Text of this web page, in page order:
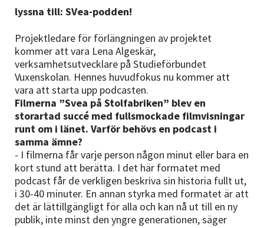
lyssna till: SVea-podden!
Projektledare för förlängningen av projektet
kommer att vara Lena Algeskär,
verksamhetsutvecklare på Studieförbundet
Vuxenskolan. Hennes huvudfokus nu kommer att
vara att starta upp podcasten.
Filmerna ”Svea på Stolfabriken” blev en
storartad succé med fullsmockade filmvisningar
runt om i länet. Varför behövs en podcast i
samma ämne?
- I filmerna får varje person någon minut eller bara en
kort stund att berätta. I det här formatet med
podcast får de verkligen beskriva sin historia fullt ut,
i 30-40 minuter. En annan styrka med formatet är att
det är lättillgängligt för alla och kan nå ut till en ny
publik, inte minst den yngre generationen, säger